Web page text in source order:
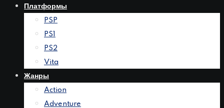
Платформы
PSP
PS1
PS2
Vita
Жанры
Action
Adventure